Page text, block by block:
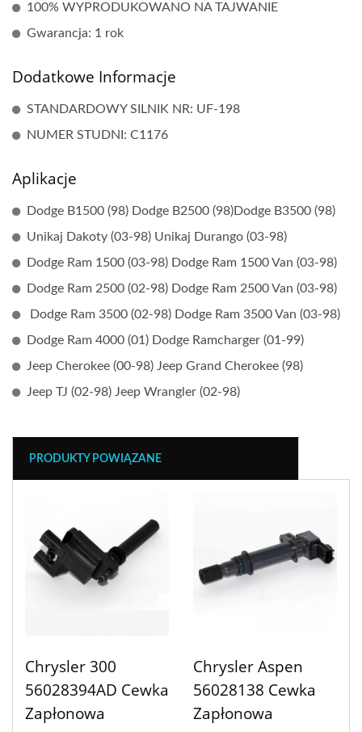
100% WYPRODUKOWANO NA TAJWANIE
Gwarancja: 1 rok
Dodatkowe Informacje
STANDARDOWY SILNIK NR: UF-198
NUMER STUDNI: C1176
Aplikacje
Dodge B1500 (98) Dodge B2500 (98)Dodge B3500 (98)
Unikaj Dakoty (03-98) Unikaj Durango (03-98)
Dodge Ram 1500 (03-98) Dodge Ram 1500 Van (03-98)
Dodge Ram 2500 (02-98) Dodge Ram 2500 Van (03-98)
Dodge Ram 3500 (02-98) Dodge Ram 3500 Van (03-98)
Dodge Ram 4000 (01) Dodge Ramcharger (01-99)
Jeep Cherokee (00-98) Jeep Grand Cherokee (98)
Jeep TJ (02-98) Jeep Wrangler (02-98)
PRODUKTY POWIĄZANE
Chrysler 300
56028394AD Cewka
Zapłonowa
Chrysler Aspen
56028138 Cewka
Zapłonowa